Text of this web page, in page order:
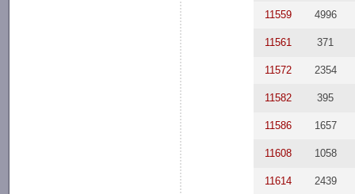
11559 4996
11561 371
11572 2354
11582 395
11586 1657
11608 1058
11614 2439